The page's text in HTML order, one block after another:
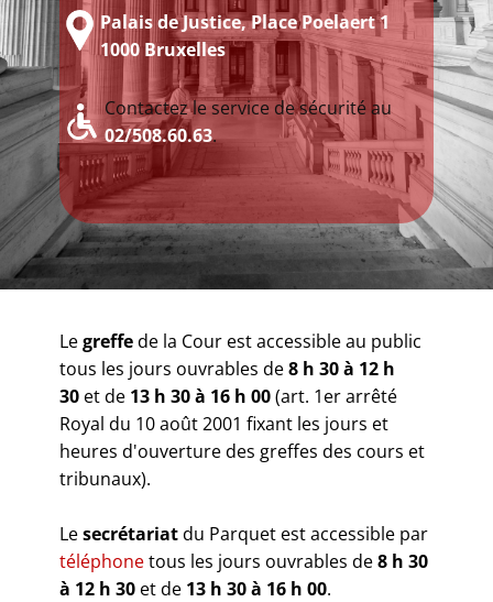
Palais de Justice, Place Poelaert 1
1000 Bruxelles
Contactez le service de sécurité au
02/508.60.63.
Legreffede la Cour est accessible au public
tous les jours ouvrables de8 h 30 à 12 h
30 et de 13 h 30 à 16 h 00(art. 1er arrêté
Royal du 10 août 2001 fixant les jours et
heures d'ouverture des greffes des cours et
tribunaux).
Lesecrétariatdu Parquet est accessible par
téléphonetous les jours ouvrables de8 h 30
à 12 h 30 et de 13 h 30 à 16 h 00.